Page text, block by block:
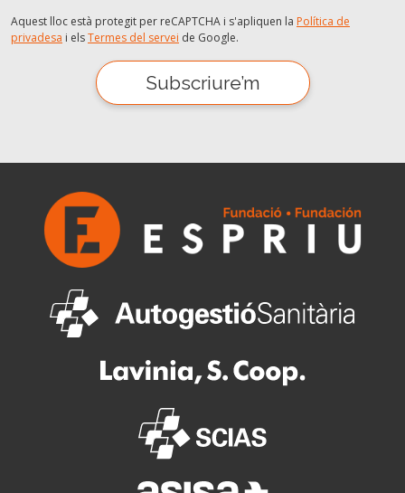
Aquest lloc està protegit per reCAPTCHA i s'apliquen la Política de
privadesa i elsTermes del servei de Google.